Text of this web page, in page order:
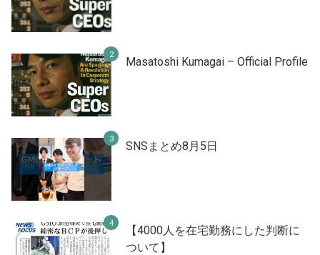
Masatoshi Kumagai – Official Profile
SNSまとめ8月5日
【4000人を在宅勤務にした判断に
ついて】